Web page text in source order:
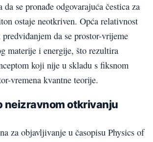
da se pronađe odgovarajuća čestica za
ostaje neotkriven. Opća relativnost
predviđanjem da se prostor-vrijeme
materije i energije, što rezultira
koji nije u skladu s fiksnom
vremena kvantne teorije.
neizravnom otkrivanju
za objavljivanje u časopisu Physics of